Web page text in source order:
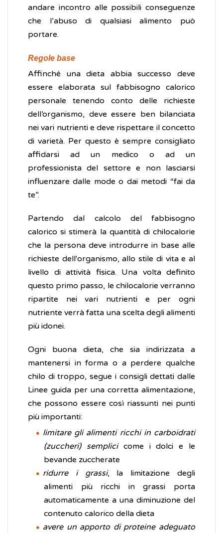
andare incontro alle possibili conseguenze
che l’abuso di qualsiasi alimento può
portare.
Regole base
Affinché una dieta abbia successo deve
essere elaborata sul fabbisogno calorico
personale tenendo conto delle richieste
dell’organismo, deve essere ben bilanciata
nei vari nutrienti e deve rispettare il concetto
di varietà. Per questo è sempre consigliato
affidarsi ad un medico o ad un
professionista del settore e non lasciarsi
influenzare dalle mode o dai metodi “fai da
te”.
Partendo dal calcolo del fabbisogno
calorico si stimerà la quantità di chilocalorie
che la persona deve introdurre in base alle
richieste dell'organismo, allo stile di vita e al
livello di attività fisica. Una volta definito
questo primo passo, le chilocalorie verranno
ripartite nei vari nutrienti e per ogni
nutriente verrà fatta una scelta degli alimenti
più idonei.
Ogni buona dieta, che sia indirizzata a
mantenersi in forma o a perdere qualche
chilo di troppo, segue i consigli dettati dalle
Linee guida per una corretta alimentazione,
che possono essere così riassunti nei punti
più importanti:
limitare gli alimenti ricchi in carboidrati
(zuccheri) semplicicome i dolci e le
bevande zuccherate
ridurre i grassi, la limitazione degli
alimenti più ricchi in grassi porta
automaticamente a una diminuzione del
contenuto calorico della dieta
avere un apporto di proteine adeguato